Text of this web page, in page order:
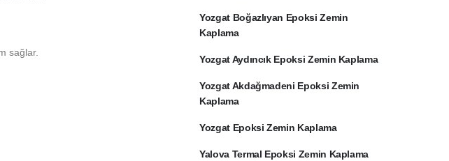
sağlar.
Yozgat Boğazlıyan Epoksi Zemin
Kaplama
Yozgat Aydıncık Epoksi Zemin Kaplama
Yozgat Akdağmadeni Epoksi Zemin
Kaplama
Yozgat Epoksi Zemin Kaplama
Yalova Termal Epoksi Zemin Kaplama